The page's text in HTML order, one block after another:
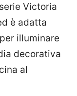
Victoria
è adatta
illuminare
decorativa
al